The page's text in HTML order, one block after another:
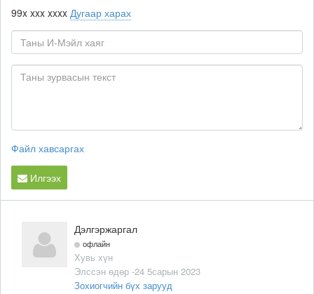
99x xxx xxxx Дугаар харах
Файл хавсаргах
Илгээх
Дэлгэржаргал
офлайн
Хувь хүн
Элссэн өдөр -24 5сарын 2023
Зохиогчийн бүх зарууд